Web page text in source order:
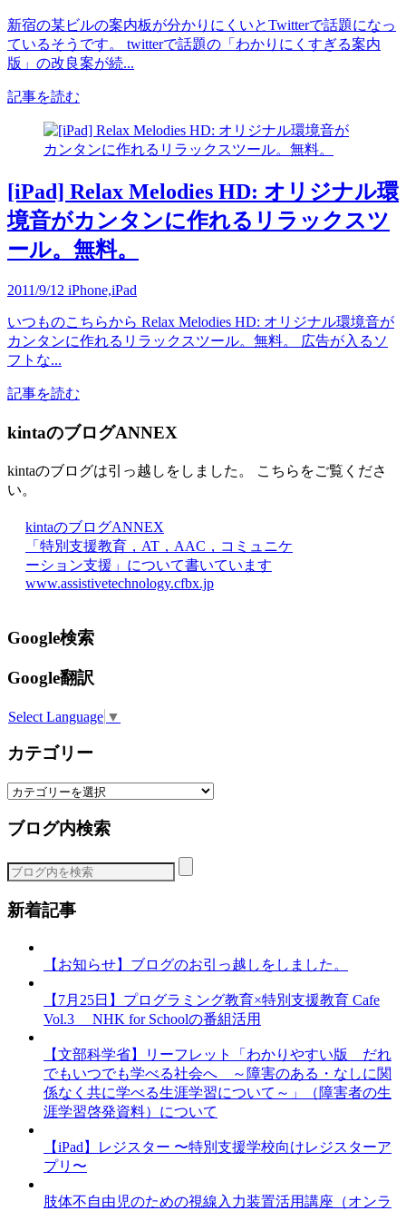
新宿の某ビルの案内板が分かりにくいとTwitterで話題になっ
ているそうです。 twitterで話題の「わかりにくすぎる案内
版」の改良案が続...
記事を読む
[iPad] Relax Melodies HD: オリジナル環
境音がカンタンに作れるリラックスツ
ール。無料。
2011/9/12 iPhone,iPad
いつものこちらから Relax Melodies HD: オリジナル環境音が
カンタンに作れるリラックスツール。無料。 広告が入るソ
フトな...
記事を読む
kintaのブログANNEX
kintaのブログは引っ越しをしました。 こちらをご覧くださ
い。
kintaのブログANNEX
「特別支援教育，AT，AAC，コミュニケ
ーション支援」について書いています
www.assistivetechnology.cfbx.jp
Google検索
Google翻訳
Select Language ▼
カテゴリー
カ
ゴ
ー
ブログ内検索
新着記事
【お知らせ】ブログのお引っ越しをしました。
【7月25日】プログラミング教育×特別支援教育 Cafe
Vol.3 NHK for Schoolの番組活用
【文部科学省】リーフレット「わかりやすい版 だれ
でもいつでも学べる社会へ ～障害のある・なしに関
係なく共に学べる生涯学習について～」（障害者の生
涯学習啓発資料）について
【iPad】レジスター 〜特別支援学校向けレジスターア
プリ〜
肢体不自由児のための視線入力装置活用講座（オンラ